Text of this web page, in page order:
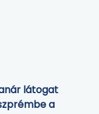
látogat
a